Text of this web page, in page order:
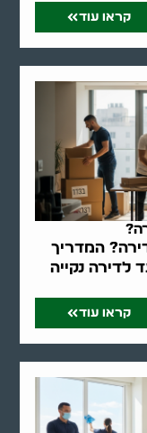
קראו עוד
המדריך
לדירה נקייה
קראו עוד